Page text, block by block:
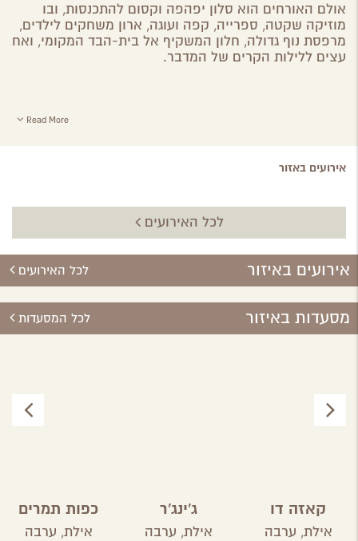
אולם האורחים הוא סלון יפהפה וקסום להתכנסות, ובו
מוזיקה שקטה, ספרייה, קפה ועוגה, ארון משחקים לילדים,
מרפסת נוף גדולה, חלון המשקיף אל בית-הבד המקומי, ואח
עצים ללילות הקרים של המדבר.
Read More
אירועים באזור
לכל האירועים
אירועים באיזור לכל האירועים
מסעדות באיזור לכל המסעדות
קאזה דו
ברזילאילת, ערבה
ג'ינג'ר
אילת, ערבה
כפות תמרים
אילת, ערבה